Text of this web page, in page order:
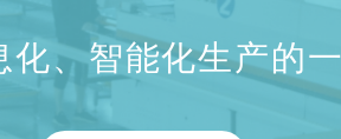
、智能化生产的